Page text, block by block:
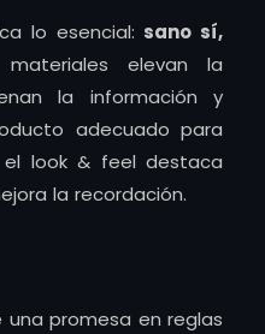
lo esencial: sano sí,
elevan la
la información y
adecuado para
el look & feel destaca
la recordación.
promesa en reglas